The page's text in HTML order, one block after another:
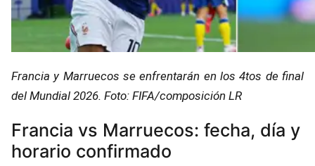
Francia y Marruecos se enfrentarán en los 4tos de final
del Mundial 2026. Foto: FIFA/composición LR
Francia vs Marruecos: fecha, día y
horario confirmado